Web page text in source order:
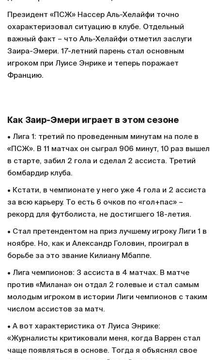
Президент «ПСЖ» Нассер Аль-Хелайфи точно
охарактеризовал ситуацию в клубе. Отдельный
важный факт – что Аль-Хелайфи отметил заслуги
Заира-Эмери. 17-летний парень стал основным
игроком при Луисе Энрике и теперь поражает
Францию.
Как Заир-Эмери играет в этом сезоне
• Лига 1: третий по проведенным минутам на поле в
«ПСЖ». В 11 матчах он сыграл 906 минут, 10 раз вышел
в старте, забил 2 гола и сделал 2 ассиста. Третий
бомбардир клуба.
• Кстати, в чемпионате у него уже 4 гола и 2 ассиста
за всю карьеру. То есть 6 очков по «гол+пас» –
рекорд для футболиста, не достигшего 18-летия.
• Стал претендентом на приз лучшему игроку Лиги 1 в
ноябре. Но, как и Александр Головин, проиграл в
борьбе за это звание Килиану Мбаппе.
• Лига чемпионов: 3 ассиста в 4 матчах. В матче
против «Милана» он отдал 2 голевые и стал самым
молодым игроком в истории Лиги чемпионов с таким
числом ассистов за матч.
• А вот характеристика от Луиса Энрике:
«Журналисты критиковали меня, когда Варрен стал
чаще появляться в основе. Тогда я объяснял свое